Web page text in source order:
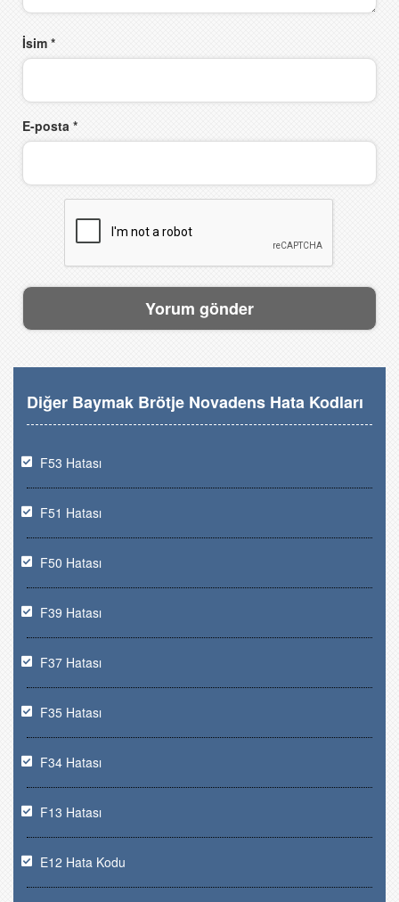
İsim *
E-posta *
Diğer Baymak Brötje Novadens Hata Kodları
F53 Hatası
F51 Hatası
F50 Hatası
F39 Hatası
F37 Hatası
F35 Hatası
F34 Hatası
F13 Hatası
E12 Hata Kodu